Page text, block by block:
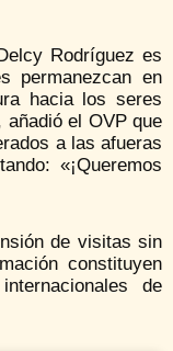
Rodríguez es
permanezcan en
hacia los seres
el OVP que
a las afueras
«¡Queremos
de visitas sin
constituyen
de